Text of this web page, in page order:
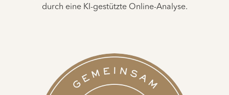
durch eine KI-gestützte Online-Analyse.